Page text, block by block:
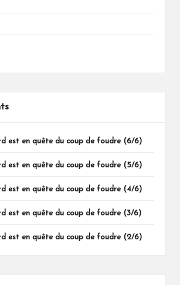
est en quête du coup de foudre (6/6)
est en quête du coup de foudre (5/6)
est en quête du coup de foudre (4/6)
est en quête du coup de foudre (3/6)
est en quête du coup de foudre (2/6)